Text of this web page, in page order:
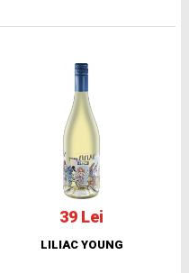
39 Lei
LILIAC YOUNG